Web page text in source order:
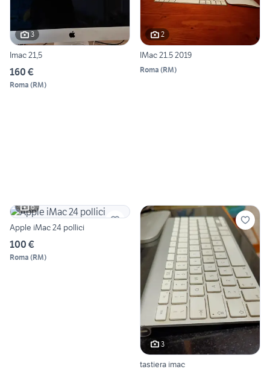
3
Imac 21,5
160 €
Roma (RM)
2
IMac 21.5 2019
Roma (RM)
6
Apple iMac 24 pollici
100 €
Roma (RM)
3
tastiera imac